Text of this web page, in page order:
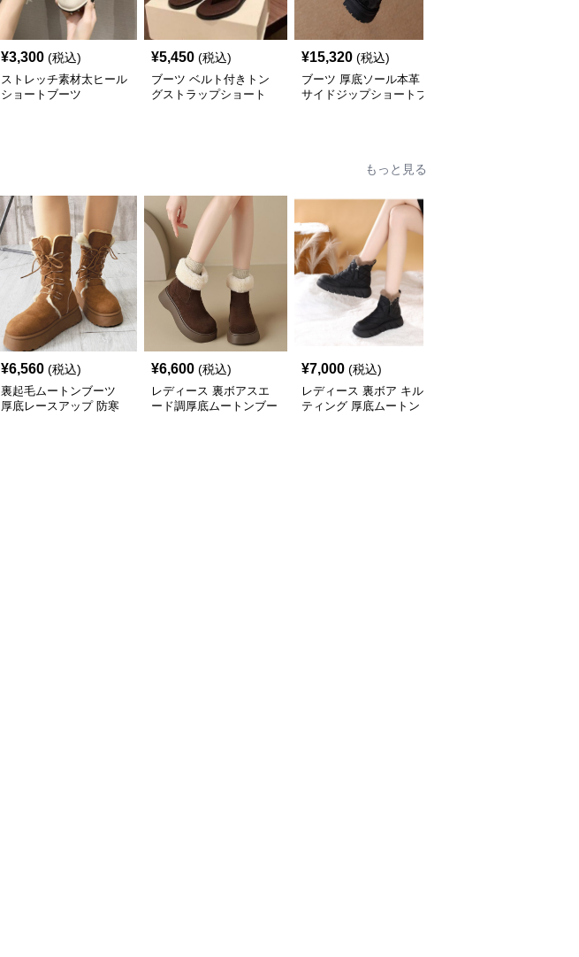
¥3,300 (税込)
ストレッチ素材太ヒール
ショートブーツ
¥5,450 (税込)
ブーツ ベルト付きトン
グストラップショート
¥15,320 (税込)
ブーツ 厚底ソール本革
サイドジップショートブ
もっと見る
¥6,560 (税込)
裏起毛ムートンブーツ
厚底レースアップ 防寒
¥6,600 (税込)
レディース 裏ボアスエ
ード調厚底ムートンブー
¥7,000 (税込)
レディース 裏ボア キル
ティング 厚底ムートン